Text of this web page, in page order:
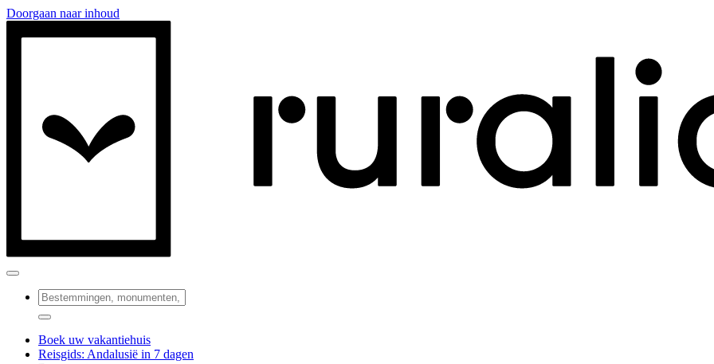
Doorgaan naar inhoud
Boek uw vakantiehuis
Reisgids: Andalusië in 7 dagen